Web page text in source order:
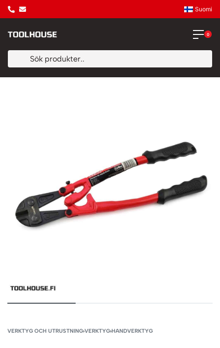
Suomi
0
VERKTYG OCH UTRUSTNING›VERKTYG›HANDVERKTYG